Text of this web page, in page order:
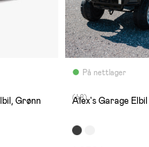
Grønn
På nettlager
(48)
Alex's Garage